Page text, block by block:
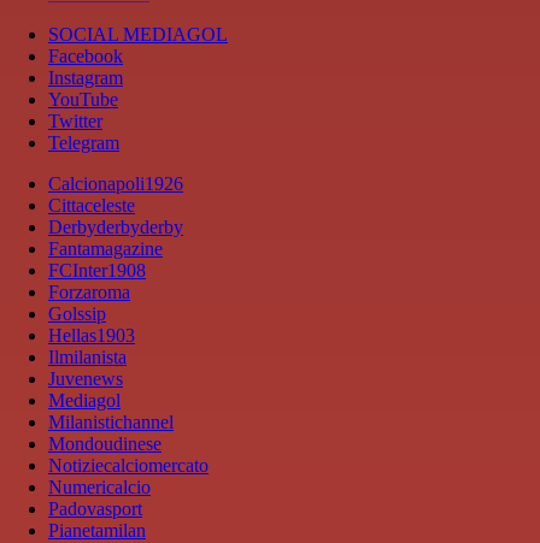
SOCIAL MEDIAGOL
Facebook
Instagram
YouTube
Twitter
Telegram
Calcionapoli1926
Cittaceleste
Derbyderbyderby
Fantamagazine
FCInter1908
Forzaroma
Golssip
Hellas1903
Ilmilanista
Juvenews
Mediagol
Milanistichannel
Mondoudinese
Notiziecalciomercato
Numericalcio
Padovasport
Pianetamilan